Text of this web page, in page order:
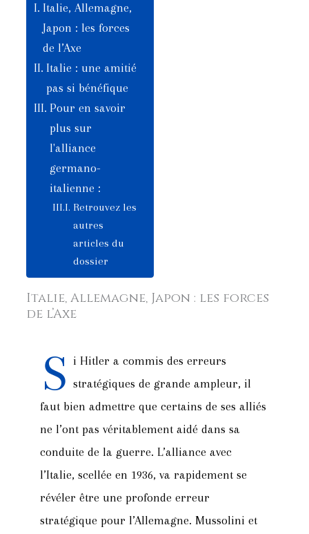
Italie, Allemagne,
Japon : les forces
de l’Axe
Italie : une amitié
pas si bénéfique
Pour en savoir
plus sur
l'alliance
germano-
italienne :
Retrouvez les
autres
articles du
dossier
Italie, Allemagne, Japon : les forces
de l’Axe
S i Hitler a commis des erreurs
stratégiques de grande ampleur, il
faut bien admettre que certains de ses alliés
ne l’ont pas véritablement aidé dans sa
conduite de la guerre. L’alliance avec
l’Italie, scellée en 1936, va rapidement se
révéler être une profonde erreur
stratégique pour l’Allemagne. Mussolini et